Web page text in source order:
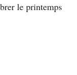
le printemps